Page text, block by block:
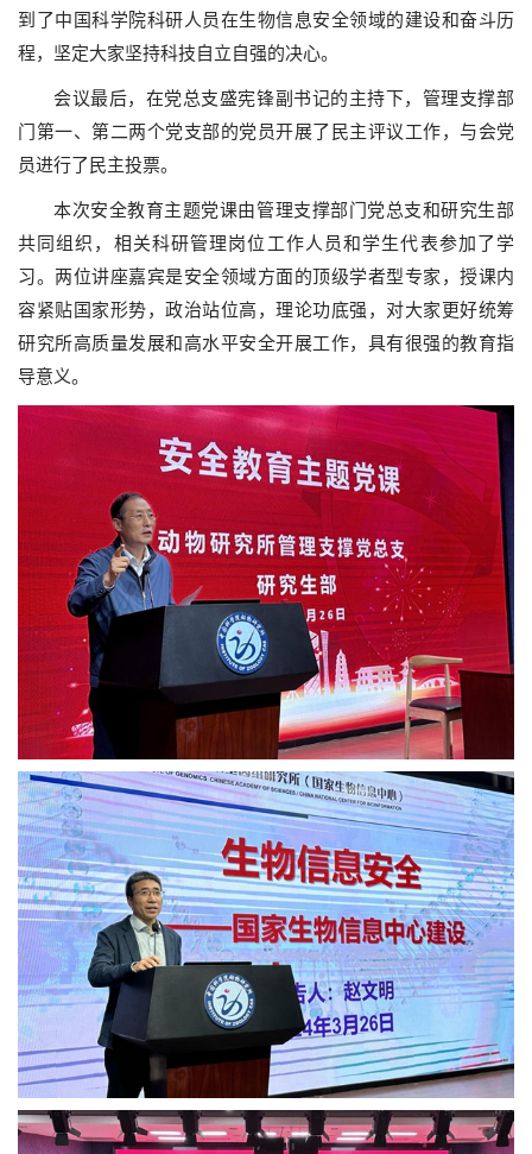
到了中国科学院科研人员在生物信息安全领域的建设和奋斗历
程，坚定大家坚持科技自立自强的决心。
会议最后，在党总支盛宪锋副书记的主持下，管理支撑部
门第一、第二两个党支部的党员开展了民主评议工作，与会党
员进行了民主投票。
本次安全教育主题党课由管理支撑部门党总支和研究生部
共同组织，相关科研管理岗位工作人员和学生代表参加了学
习。两位讲座嘉宾是安全领域方面的顶级学者型专家，授课内
容紧贴国家形势，政治站位高，理论功底强，对大家更好统筹
研究所高质量发展和高水平安全开展工作，具有很强的教育指
导意义。